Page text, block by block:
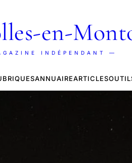
en-
INDÉPENDANT —
ANNUAIREARTICLES